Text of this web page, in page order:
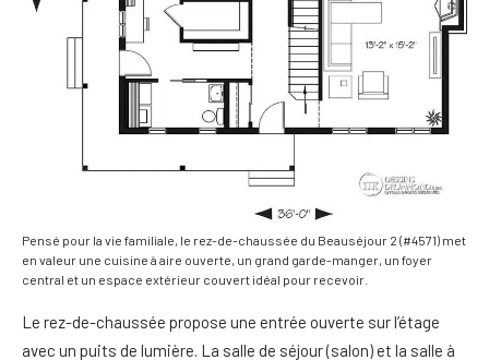
Pensé pour la vie familiale, le rez-de-chaussée du Beauséjour 2 (#4571) met
en valeur une cuisine à aire ouverte, un grand garde-manger, un foyer
central et un espace extérieur couvert idéal pour recevoir.
Le rez-de-chaussée propose une entrée ouverte sur l’étage
avec un puits de lumière. La salle de séjour (salon) et la salle à